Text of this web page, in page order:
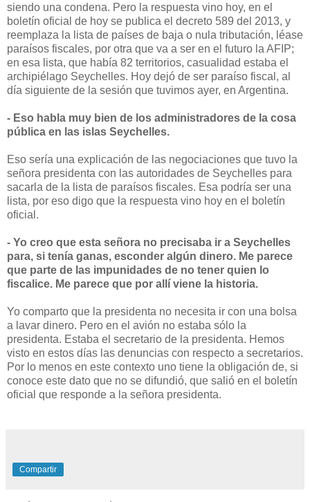
siendo una condena. Pero la respuesta vino hoy, en el
boletín oficial de hoy se publica el decreto 589 del 2013, y
reemplaza la lista de países de baja o nula tributación, léase
paraísos fiscales, por otra que va a ser en el futuro la AFIP;
en esa lista, que había 82 territorios, casualidad estaba el
archipiélago Seychelles. Hoy dejó de ser paraíso fiscal, al
día siguiente de la sesión que tuvimos ayer, en Argentina.
- Eso habla muy bien de los administradores de la cosa
pública en las islas Seychelles.
Eso sería una explicación de las negociaciones que tuvo la
señora presidenta con las autoridades de Seychelles para
sacarla de la lista de paraísos fiscales. Esa podría ser una
lista, por eso digo que la respuesta vino hoy en el boletín
oficial.
- Yo creo que esta señora no precisaba ir a Seychelles
para, si tenía ganas, esconder algún dinero. Me parece
que parte de las impunidades de no tener quien lo
fiscalice. Me parece que por allí viene la historia.
Yo comparto que la presidenta no necesita ir con una bolsa
a lavar dinero. Pero en el avión no estaba sólo la
presidenta. Estaba el secretario de la presidenta. Hemos
visto en estos días las denuncias con respecto a secretarios.
Por lo menos en este contexto uno tiene la obligación de, si
conoce este dato que no se difundió, que salió en el boletín
oficial que responde a la señora presidenta.
Compartir